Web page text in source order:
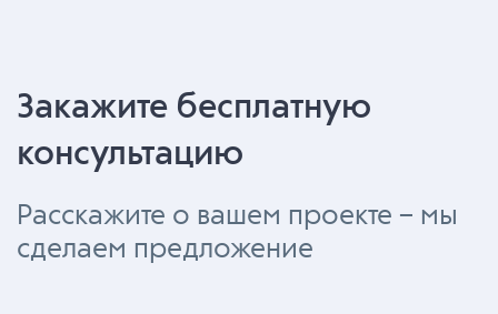
Закажите бесплатную
консультацию
Расскажите о вашем проекте – мы
сделаем предложение